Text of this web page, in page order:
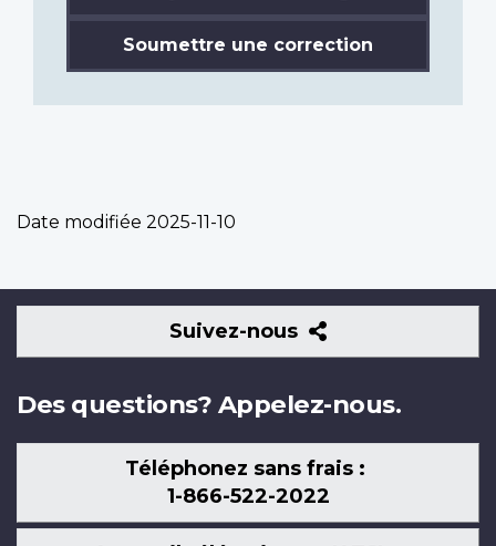
Soumettre une correction
Date modifiée 2025-11-10
Suivez-nous
Suivez-
nous
Des questions? Appelez-nous.
Téléphonez sans frais :
1-866-522-2022